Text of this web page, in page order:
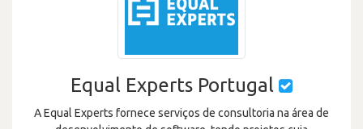
Equal Experts Portugal
A Equal Experts fornece serviços de consultoria na área de